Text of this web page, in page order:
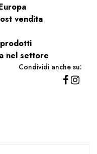
vendita
nel settore
Condividi anche su: